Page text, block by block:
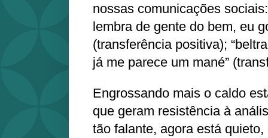
nossas comunicações
lembra de gente do bem, eu
(transferência positiva);
já me parece um mané”
Engrossando mais o caldo
que geram resistência à
tão falante, agora está quieto,